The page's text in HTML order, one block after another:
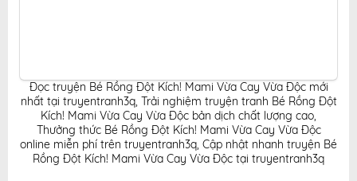
Đọc truyện Bé Rồng Đột Kích! Mami Vừa Cay Vừa Độc mới
nhất tại truyentranh3q, Trải nghiệm truyện tranh Bé Rồng Đột
Kích! Mami Vừa Cay Vừa Độc bản dịch chất lượng cao,
Thưởng thức Bé Rồng Đột Kích! Mami Vừa Cay Vừa Độc
online miễn phí trên truyentranh3q, Cập nhật nhanh truyện Bé
Rồng Đột Kích! Mami Vừa Cay Vừa Độc tại truyentranh3q